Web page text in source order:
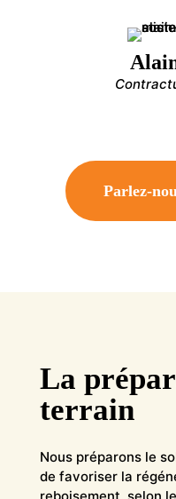
Parlez-
La
terrain
Nous préparons le
de favoriser la